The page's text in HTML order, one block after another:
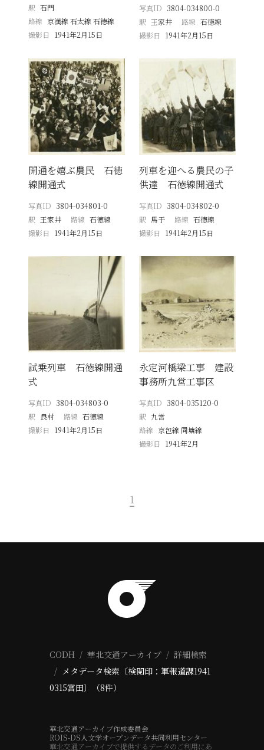
駅 石門
路線 京漢線 石太線 石徳線
撮影日
1941年2月15日
写真ID 3804-034800-0
駅 王家井 路線 石徳線
撮影日
1941年2月15日
開通を嬉ぶ農民 石徳
線開通式
写真ID 3804-034801-0
駅 王家井 路線 石徳線
撮影日
1941年2月15日
列車を迎へる農民の子
供達 石徳線開通式
写真ID 3804-034802-0
駅 馬于 路線 石徳線
撮影日
1941年2月15日
試乗列車 石徳線開通
式
写真ID 3804-034803-0
駅 良村 路線 石徳線
撮影日
1941年2月15日
永定河橋梁工事 建設
事務所九営工事区
写真ID 3804-035120-0
駅 九営
路線 京包線 同塘線
撮影日
1941年2月
1
CODH 華北交通アーカイブ
詳細検索
メタデータ検索〔検閲印：軍報道課1941
0315宮田〕（8件）
華北交通アーカイブ作成委員会
ROIS-DS人文学オープンデータ共同利用センター
華北交通アーカイブで提供するデータのご利用にあ